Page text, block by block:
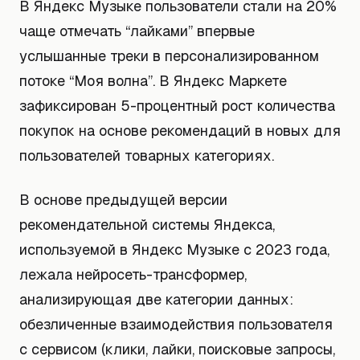
В Яндекс Музыке пользователи стали на 20%
чаще отмечать “лайками” впервые
услышанные треки в персонализированном
потоке “Моя волна”. В Яндекс Маркете
зафиксирован 5-процентный рост количества
покупок на основе рекомендаций в новых для
пользователей товарных категориях.
В основе предыдущей версии
рекомендательной системы Яндекса,
используемой в Яндекс Музыке с 2023 года,
лежала нейросеть-трансформер,
анализирующая две категории данных:
обезличенные взаимодействия пользователя
с сервисом (клики, лайки, поисковые запросы,